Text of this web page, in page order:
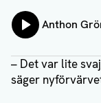
Lyssna på:
Anthon
– Det var lite
säger